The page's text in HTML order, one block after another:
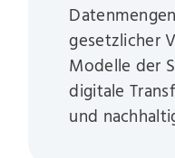
gesetzlicher
Modelle der
digitale
und